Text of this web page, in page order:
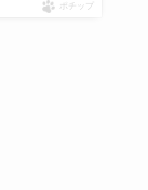
ポチップ